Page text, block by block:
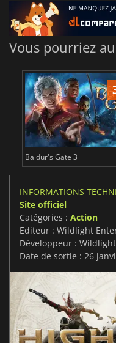
Vous pourriez
Baldur's Gate 3
INFORMATIONS
Site officiel
Catégories : Action
Editeur : Wildlight
Développeur :
Date de sortie : 26